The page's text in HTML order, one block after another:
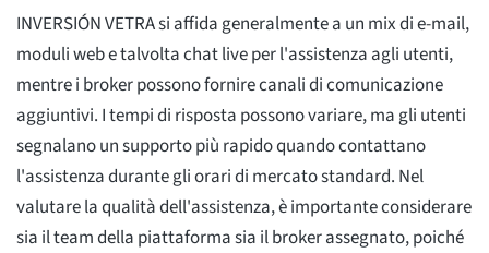
INVERSIÓN VETRA si affida generalmente a un mix di e-mail,
moduli web e talvolta chat live per l'assistenza agli utenti,
mentre i broker possono fornire canali di comunicazione
aggiuntivi. I tempi di risposta possono variare, ma gli utenti
segnalano un supporto più rapido quando contattano
l'assistenza durante gli orari di mercato standard. Nel
valutare la qualità dell'assistenza, è importante considerare
sia il team della piattaforma sia il broker assegnato, poiché